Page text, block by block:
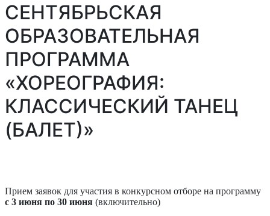
СЕНТЯБРЬСКАЯ
ОБРАЗОВАТЕЛЬНАЯ
ПРОГРАММА
«ХОРЕОГРАФИЯ:
КЛАССИЧЕСКИЙ ТАНЕЦ
(БАЛЕТ)»
Прием заявок для участия в конкурсном отборе на программу
с 3 июня по 30 июня (включительно)